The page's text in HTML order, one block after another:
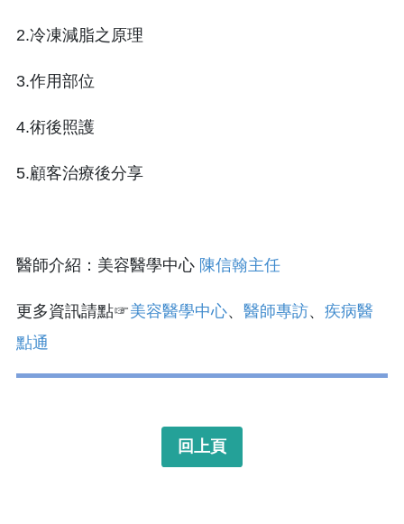
2.冷凍減脂之原理
3.作用部位
4.術後照護
5.顧客治療後分享
醫師介紹：美容醫學中心 陳信翰主任
更多資訊請點☞美容醫學中心、 醫師專訪、 疾病醫
點通
回上頁